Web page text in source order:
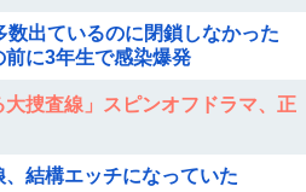
出ているのに閉鎖しなかった
に3年生で感染爆発
捜査線」スピンオフドラマ、正
、結構エッチになっていた